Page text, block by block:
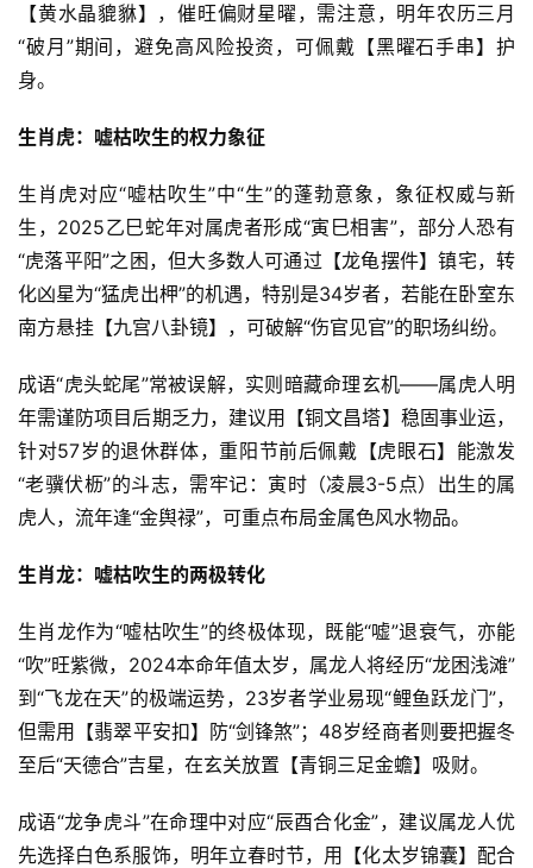
【黄水晶貔貅】，催旺偏财星曜，需注意，明年农历三月
“破月”期间，避免高风险投资，可佩戴【黑曜石手串】护
身。
生肖虎：嘘枯吹生的权力象征
生肖虎对应“嘘枯吹生”中“生”的蓬勃意象，象征权威与新
生，2025乙巳蛇年对属虎者形成“寅巳相害”，部分人恐有
“虎落平阳”之困，但大多数人可通过【龙龟摆件】镇宅，转
化凶星为“猛虎出柙”的机遇，特别是34岁者，若能在卧室东
南方悬挂【九宫八卦镜】，可破解“伤官见官”的职场纠纷。
成语“虎头蛇尾”常被误解，实则暗藏命理玄机——属虎人明
年需谨防项目后期乏力，建议用【铜文昌塔】稳固事业运，
针对57岁的退休群体，重阳节前后佩戴【虎眼石】能激发
“老骥伏枥”的斗志，需牢记：寅时（凌晨3-5点）出生的属
虎人，流年逢“金舆禄”，可重点布局金属色风水物品。
生肖龙：嘘枯吹生的两极转化
生肖龙作为“嘘枯吹生”的终极体现，既能“嘘”退衰气，亦能
“吹”旺紫微，2024本命年值太岁，属龙人将经历“龙困浅滩”
到“飞龙在天”的极端运势，23岁者学业易现“鲤鱼跃龙门”，
但需用【翡翠平安扣】防“剑锋煞”；48岁经商者则要把握冬
至后“天德合”吉星，在玄关放置【青铜三足金蟾】吸财。
成语“龙争虎斗”在命理中对应“辰酉合化金”，建议属龙人优
先选择白色系服饰，明年立春时节，用【化太岁锦囊】配合